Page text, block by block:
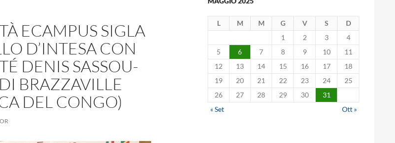
ECAMPUS SIGLA
D’INTESA CON
DENIS SASSOU-
BRAZZAVILLE
DEL CONGO)
L M M G V S
D
1
2 3
4
5
6 7 8 9 10
11
12
13 14 15 16 17
18
19
20 21 22 23 24
25
26
27 28 29 30
31
« Set
Ott »